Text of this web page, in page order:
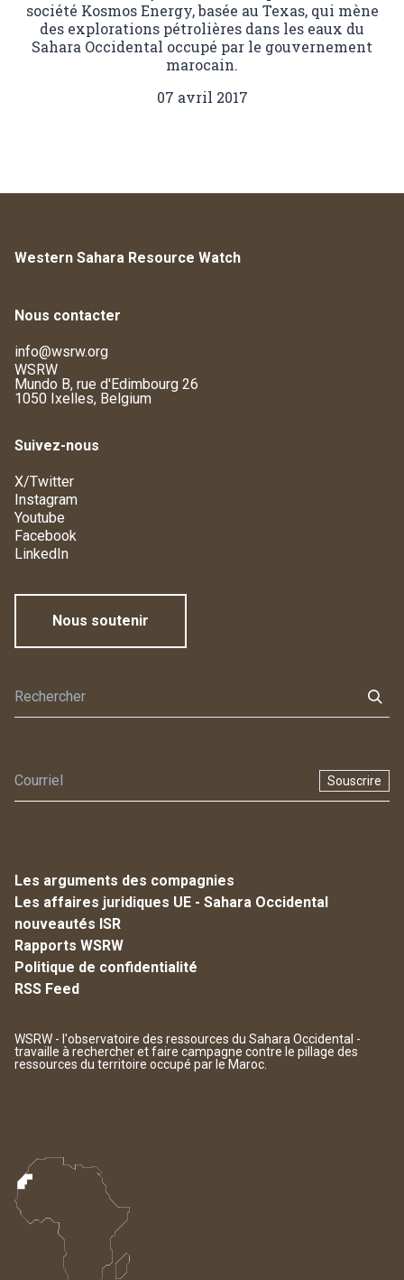
société Kosmos Energy, basée au Texas, qui mène
des explorations pétrolières dans les eaux du
Sahara Occidental occupé par le gouvernement
marocain.
07 avril 2017
Western Sahara Resource Watch
Nous contacter
info@wsrw.org
WSRW
Mundo B, rue d'Edimbourg 26
1050 Ixelles, Belgium
Suivez-nous
X/Twitter
Instagram
Youtube
Facebook
LinkedIn
Nous soutenir
Souscrire
Les arguments des compagnies
Les affaires juridiques UE - Sahara Occidental
nouveautés ISR
Rapports WSRW
Politique de confidentialité
RSS Feed
WSRW - l'observatoire des ressources du Sahara Occidental -
travaille à rechercher et faire campagne contre le pillage des
ressources du territoire occupé par le Maroc.